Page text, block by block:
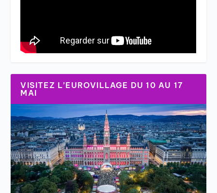
VISITEZ L’EUROVILLAGE DU 10 AU 17
MAI